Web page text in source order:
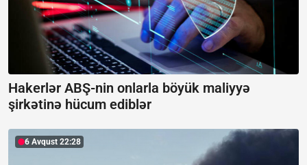
Hakerlər ABŞ-nin onlarla böyük maliyyə
şirkətinə hücum ediblər
6 Avqust 22:28